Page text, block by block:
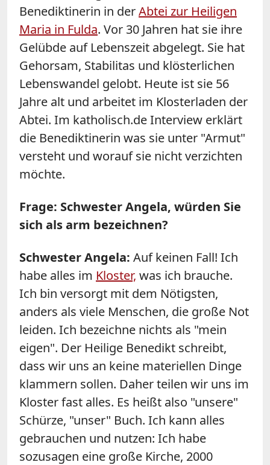
Benediktinerin in derAbtei zur Heiligen
Maria in Fulda. Vor 30 Jahren hat sie ihre
Gelübde auf Lebenszeit abgelegt. Sie hat
Gehorsam, Stabilitas und klösterlichen
Lebenswandel gelobt. Heute ist sie 56
Jahre alt und arbeitet im Klosterladen der
Abtei. Im katholisch.de Interview erklärt
die Benediktinerin was sie unter "Armut"
versteht und worauf sie nicht verzichten
möchte.
Frage: Schwester Angela, würden Sie
sich als arm bezeichnen?
Schwester Angela: Auf keinen Fall! Ich
habe alles im Kloster, was ich brauche.
Ich bin versorgt mit dem Nötigsten,
anders als viele Menschen, die große Not
leiden. Ich bezeichne nichts als "mein
eigen". Der Heilige Benedikt schreibt,
dass wir uns an keine materiellen Dinge
klammern sollen. Daher teilen wir uns im
Kloster fast alles. Es heißt also "unsere"
Schürze, "unser" Buch. Ich kann alles
gebrauchen und nutzen: Ich habe
sozusagen eine große Kirche, 2000